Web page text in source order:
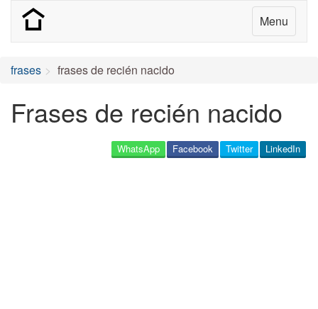
Menu
frases frases de recién nacido
Frases de recién nacido
LinkedIn
Twitter
Facebook
WhatsApp